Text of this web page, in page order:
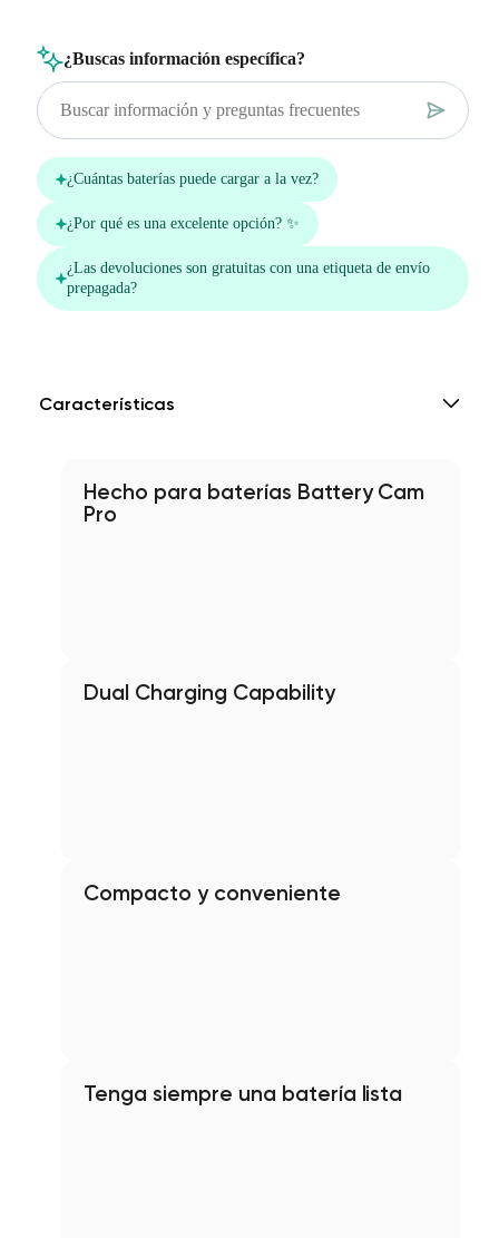
Características
Hecho para baterías Battery Cam
Pro
Dual Charging Capability
Compacto y conveniente
Tenga siempre una batería lista